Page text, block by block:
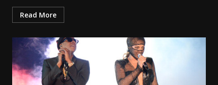
Read More